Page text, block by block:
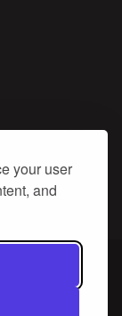
your user
and
dine
indhold og
tredjepart.